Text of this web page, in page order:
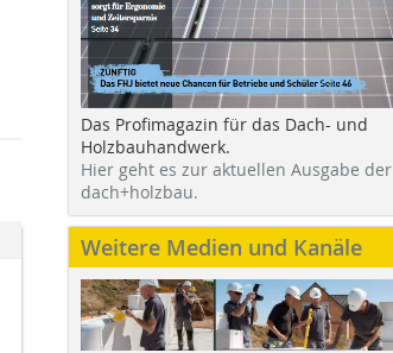
Das Profimagazin für das Dach- und
Holzbauhandwerk.
Hier geht es zur aktuellen Ausgabe der
dach+holzbau.
Weitere Medien und Kanäle